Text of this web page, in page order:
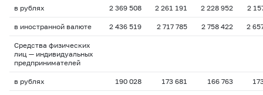
в рублях 2 369 508 2 261 191 2 228 952 2
в иностранной валюте 2 436 519 2 717 785 2 758 422 2
Средства физических
лиц — индивидуальных
предпринимателей
в рублях 190 028 173 681 166 763